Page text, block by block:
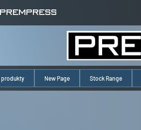
PREMPRESS
produkty New Page Stock Range